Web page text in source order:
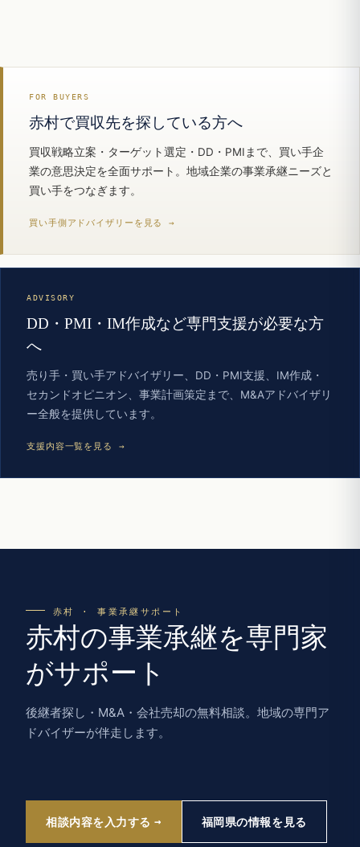
FOR BUYERS
赤村で買収先を探している方へ
買収戦略立案・ターゲット選定・DD・PMIまで、買い手企
業の意思決定を全面サポート。地域企業の事業承継ニーズと
買い手をつなぎます。
買い手側アドバイザリーを見る →
ADVISORY
DD・PMI・IM作成など専門支援が必要な方
へ
売り手・買い手アドバイザリー、DD・PMI支援、IM作成・
セカンドオピニオン、事業計画策定まで、M&Aアドバイザリ
ー全般を提供しています。
支援内容一覧を見る →
赤村 · 事業承継サポート
赤村の事業承継を専門家
がサポート
後継者探し・M&A・会社売却の無料相談。地域の専門ア
ドバイザーが伴走します。
相談内容を入力する 福岡県の情報を見る